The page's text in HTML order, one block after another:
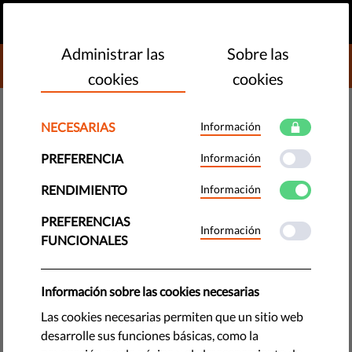
DONATE TO LIBERTIES
El Tribunal de Estrasburgo
dictamina que la prohibición del
Orgullo en Belgrado fue
inconstitucional.
El Tribunal Europeo de Derechos Humanos ha reconocido que
la prohibición de cuatro desfiles del Orgullo en Belgrado fue
Tribunal Constitucional de Serbia.
Administrar las
cookies
Sobre las
cookies
NECESARIAS Información
PREFERENCIA Información
RENDIMIENTO Información
PREFERENCIAS
FUNCIONALES
Información
Información sobre las cookies necesarias
Las cookies necesarias permiten que un sitio web
desarrolle sus funciones básicas, como la